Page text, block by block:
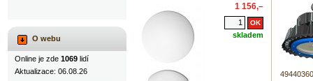
1 156,–
skladem
49440360
O webu
Online je zde 1069 lidí
Aktualizace: 06.08.26